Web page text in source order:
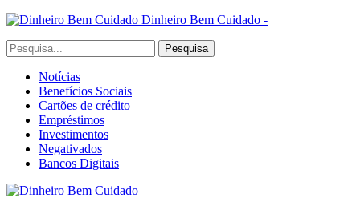
Dinheiro Bem Cuidado -
Notícias
Benefícios Sociais
Cartões de crédito
Empréstimos
Investimentos
Negativados
Bancos Digitais